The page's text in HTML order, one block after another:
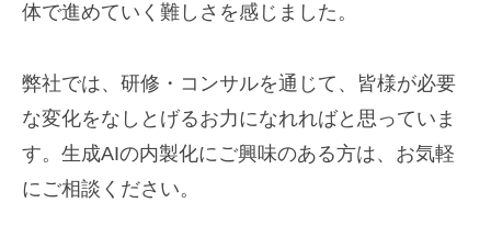
体で進めていく難しさを感じました。
弊社では、研修・コンサルを通じて、皆様が必要
な変化をなしとげるお力になれればと思っていま
す。生成AIの内製化にご興味のある方は、お気軽
にご相談ください。